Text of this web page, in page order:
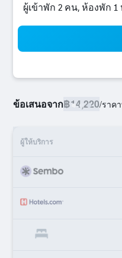
ผู้เข้าพัก 2 คน, ห้องพัก 1
ข้อเสนอจาก฿14,220/ราค
ผู้ให้บริการ